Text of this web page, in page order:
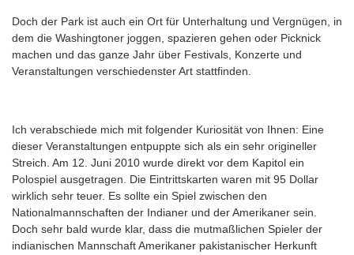
Doch der Park ist auch ein Ort für Unterhaltung und Vergnügen, in
dem die Washingtoner joggen, spazieren gehen oder Picknick
machen und das ganze Jahr über Festivals, Konzerte und
Veranstaltungen verschiedenster Art stattfinden.
Ich verabschiede mich mit folgender Kuriosität von Ihnen: Eine
dieser Veranstaltungen entpuppte sich als ein sehr origineller
Streich. Am 12. Juni 2010 wurde direkt vor dem Kapitol ein
Polospiel ausgetragen. Die Eintrittskarten waren mit 95 Dollar
wirklich sehr teuer. Es sollte ein Spiel zwischen den
Nationalmannschaften der Indianer und der Amerikaner sein.
Doch sehr bald wurde klar, dass die mutmaßlichen Spieler der
indianischen Mannschaft Amerikaner pakistanischer Herkunft